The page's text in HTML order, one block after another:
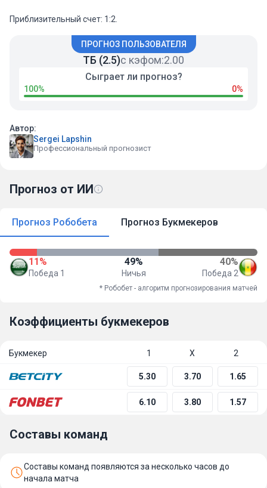
Приблизительный счет: 1:2.
ПРОГНОЗ ПОЛЬЗОВАТЕЛЯ
ТБ (2.5)с кэфом:2.00
100%
Сыграет ли прогноз?
0%
Автор:
Sergei Lapshin
Профессиональный прогнозист
Прогноз от ИИ
Прогноз Робобета Прогноз Букмекеров
11%
Победа 1
49%
Ничья
40%
Победа 2
* Робобет - алгоритм прогнозирования матчей
Коэффициенты букмекеров
Букмекер 1 Х 2
5.30 3.70 1.65
6.10 3.80 1.57
Составы команд
Составы команд появляются за несколько часов до
начала матча